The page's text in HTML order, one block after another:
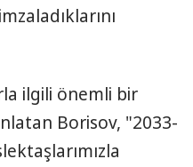
ilgili önemli bir
Borisov, "2033-